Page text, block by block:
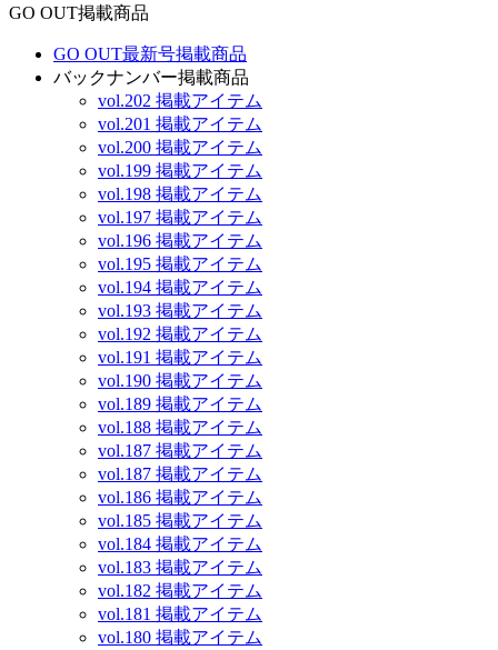
GO OUT掲載商品
GO OUT最新号掲載商品
バックナンバー掲載商品
vol.202 掲載アイテム
vol.201 掲載アイテム
vol.200 掲載アイテム
vol.199 掲載アイテム
vol.198 掲載アイテム
vol.197 掲載アイテム
vol.196 掲載アイテム
vol.195 掲載アイテム
vol.194 掲載アイテム
vol.193 掲載アイテム
vol.192 掲載アイテム
vol.191 掲載アイテム
vol.190 掲載アイテム
vol.189 掲載アイテム
vol.188 掲載アイテム
vol.187 掲載アイテム
vol.187 掲載アイテム
vol.186 掲載アイテム
vol.185 掲載アイテム
vol.184 掲載アイテム
vol.183 掲載アイテム
vol.182 掲載アイテム
vol.181 掲載アイテム
vol.180 掲載アイテム